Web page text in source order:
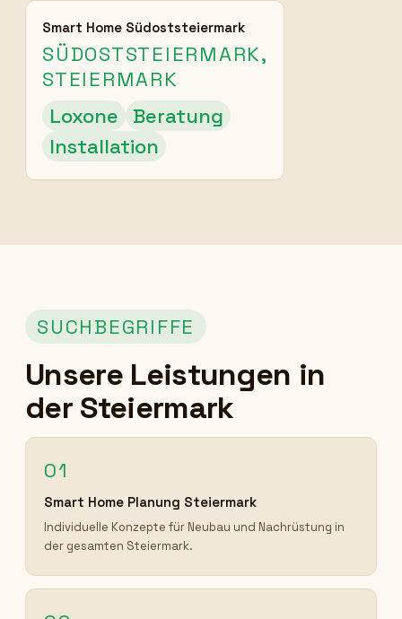
Smart Home Südoststeiermark
SÜDOSTSTEIERMARK,
STEIERMARK
Loxone
Beratung
Installation
SUCHBEGRIFFE
Unsere Leistungen in
der Steiermark
01
Smart Home Planung Steiermark
Individuelle Konzepte für Neubau und Nachrüstung in
der gesamten Steiermark.